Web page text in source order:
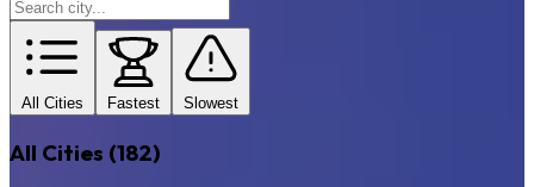
All Cities Fastest Slowest
All Cities (182)